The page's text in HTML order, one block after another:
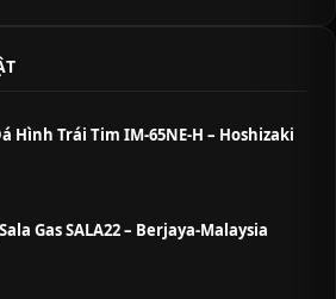
Hình Trái Tim IM-65NE-H – Hoshizaki
Gas SALA22 – Berjaya-Malaysia